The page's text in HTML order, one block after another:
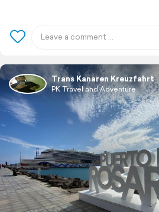
Trans Kanaren Kreuzfahrt
PK Travel and Adventure